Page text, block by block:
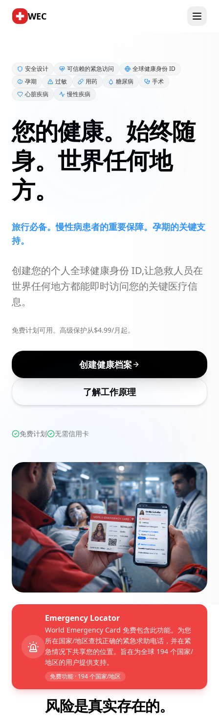
WEC
安全设计 可信赖的紧急访问
全球健康身份 ID
孕期
过敏 用药 糖尿病
手术
心脏疾病
慢性疾病
您的健康。始终随
身。世界任何地
方。
旅行必备。慢性病患者的重要保障。孕期的关键支
持。
创建您的个人全球健康身份 ID,让急救人员在
世界任何地方都能即时访问您的关键医疗信
息。
免费计划可用。高级保护从$4.99/月起。
创建健康档案
了解工作原理
免费计划 无需信用卡
Emergency Locator
World Emergency Card 免费包含此功能。为您
所在国家/地区查找正确的紧急求助电话，并在紧
急情况下共享您的位置。旨在为全球 194 个国家/
地区的用户提供支持。
免费功能 · 194 个国家/地区
风险是真实存在的。